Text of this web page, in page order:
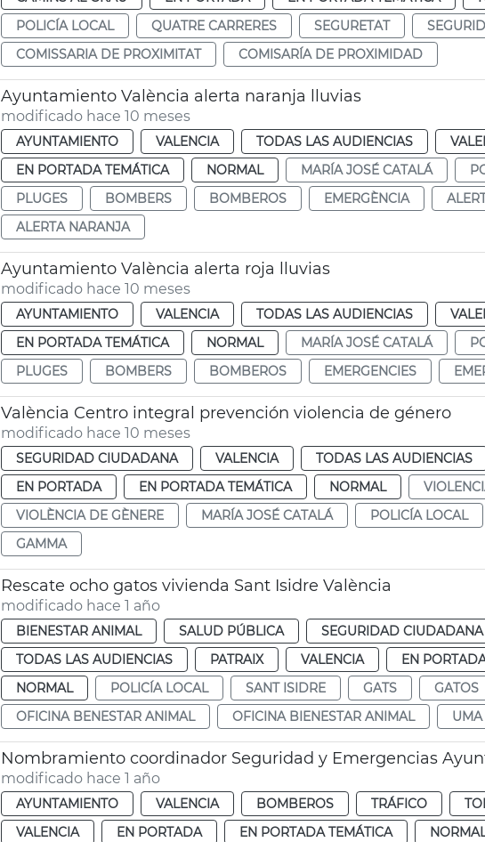
POLICÍA LOCAL
QUATRE CARRERES SEGURETAT
COMISSARIA DE PROXIMITAT
COMISARÍA DE PROXIMIDAD
Ayuntamiento València alerta naranja lluvias
modificado hace 10 meses
AYUNTAMIENTO VALENCIA TODAS LAS AUDIENCIAS
EN PORTADA TEMÁTICA
NORMAL MARÍA JOSÉ CATALÁ
PLUGES
BOMBERS BOMBEROS EMERGÈNCIA
ALERTA NARANJA
Ayuntamiento València alerta roja lluvias
modificado hace 10 meses
AYUNTAMIENTO VALENCIA TODAS LAS AUDIENCIAS
EN PORTADA TEMÁTICA
NORMAL MARÍA JOSÉ CATALÁ
PLUGES
BOMBERS BOMBEROS EMERGENCIES
València Centro integral prevención violencia de género
modificado hace 10 meses
SEGURIDAD CIUDADANA VALENCIA TODAS LAS AUDIENCIAS
EN PORTADA
EN PORTADA TEMÁTICA NORMAL
VIOLÈNCIA DE GÈNERE
MARÍA JOSÉ CATALÁ POLICÍA LOCAL
GAMMA
Rescate ocho gatos vivienda Sant Isidre València
modificado hace 1 año
BIENESTAR ANIMAL SALUD PÚBLICA SEGURIDAD CIUDADANA
TODAS LAS AUDIENCIAS
PATRAIX VALENCIA EN
NORMAL
POLICÍA LOCAL SANT ISIDRE GATS
GATOS
OFICINA BENESTAR ANIMAL
OFICINA BIENESTAR ANIMAL UMA
Nombramiento coordinador Seguridad y Emergencias
modificado hace 1 año
AYUNTAMIENTO VALENCIA BOMBEROS TRÁFICO
VALENCIA
EN PORTADA EN PORTADA TEMÁTICA